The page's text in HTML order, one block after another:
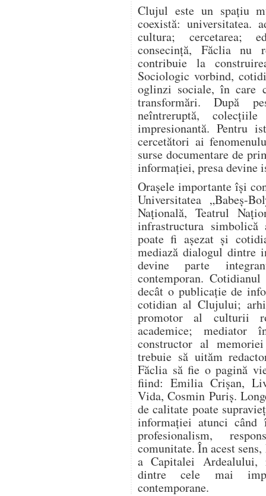
Clujul este un spațiu
coexistă: universitatea.
cultura; cercetarea;
consecință, Făclia nu
contribuie la
Sociologic vorbind,
oglinzi sociale, în care
transformări. După
neîntreruptă,
impresionantă. Pentru
cercetători ai
surse documentare de
informației, presa devine
Orașele importante își
Universitatea „Babeș-
Națională, Teatrul
infrastructura
poate fi așezat și
mediază dialogul dintre
devine parte
contemporan.
decât o publicație de
cotidian al Clujului;
promotor al culturii
academice; mediator
constructor al
trebuie să uităm
Făclia să fie o pagină
fiind: Emilia Crișan,
Vida, Cosmin Puriș.
de calitate poate
informației atunci când
profesionalism,
comunitate. În acest
a Capitalei Ardealului,
dintre cele mai
contemporane.